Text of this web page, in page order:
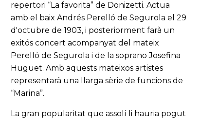
repertori “La favorita” de Donizetti. Actua
amb el baix Andrés Perelló de Segurola el 29
d'octubre de 1903, i posteriorment farà un
exitós concert acompanyat del mateix
Perelló de Segurola i de la soprano Josefina
Huguet. Amb aquests mateixos artistes
representarà una llarga sèrie de funcions de
“Marina”.
La gran popularitat que assolí li hauria pogut